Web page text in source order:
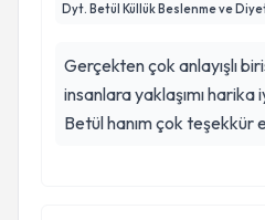
Dyt. Betül Küllük Beslenme ve Diyet
Gerçekten çok anlayışlı
insanlara yaklaşımı harika
Betül hanım çok teşekkür